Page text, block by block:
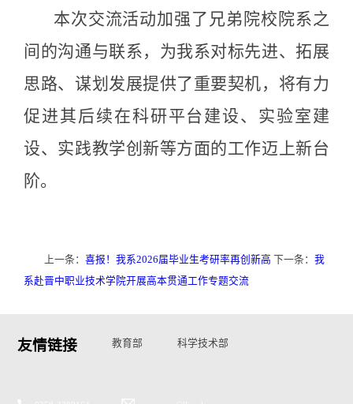
本次交流活动加强了兄弟院校院系之
间的沟通与联系，为我系对标先进、拓展
思路、谋划发展提供了重要契机，将有力
促进其后续在科研平台建设、实验室建
设、实践教学创新等方面的工作迈上新台
阶。
上一条： 喜报！我系2026届毕业生考研率再创新高 下一条： 我
系赴晋中职业技术学院开展高本贯通工作专题交流
友情链接 教育部
科学技术部